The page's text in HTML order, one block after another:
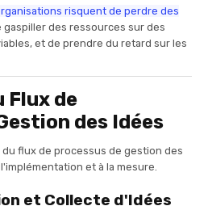
risquent de perdre des
gaspiller des ressources sur des
et de prendre du retard sur les
Flux de
des Idées
flux de processus de gestion des
et à la mesure.
et Collecte d'Idées